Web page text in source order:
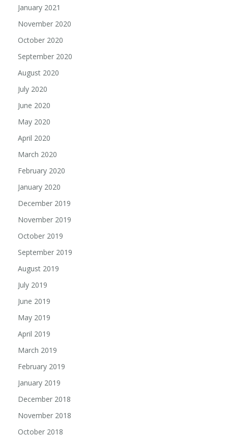
January 2021
November 2020
October 2020
September 2020
August 2020
July 2020
June 2020
May 2020
April 2020
March 2020
February 2020
January 2020
December 2019
November 2019
October 2019
September 2019
August 2019
July 2019
June 2019
May 2019
April 2019
March 2019
February 2019
January 2019
December 2018
November 2018
October 2018